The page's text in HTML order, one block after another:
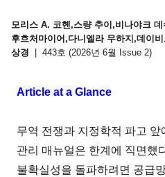
모리스 A. 코헨,스량 추이,비나야크
후흐처마이어,다니엘라 무하지,데이
상경
443호 (2026년 6월 Issue 2)
Article at a Glance
무역 전쟁과 지정학적 파고
관리 매뉴얼은 한계에 직면했
불확실성을 돌파하려면 공급